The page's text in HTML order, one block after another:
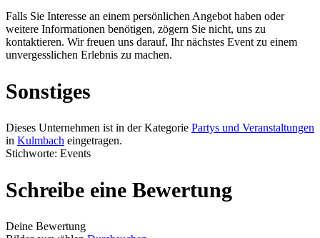
Falls Sie Interesse an einem persönlichen Angebot haben oder
weitere Informationen benötigen, zögern Sie nicht, uns zu
kontaktieren. Wir freuen uns darauf, Ihr nächstes Event zu einem
unvergesslichen Erlebnis zu machen.
Sonstiges
Dieses Unternehmen ist in der Kategorie Partys und Veranstaltungen
in Kulmbach eingetragen.
Stichworte: Events
Schreibe eine Bewertung
Deine Bewertung